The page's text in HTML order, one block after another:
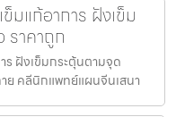
มแก้อาการ ฝังเข็ม
ราคาถูก
ฝังเข็มกระตุ้นตามจุด
าย คลีนิกแพทย์แผนจีนเสนา